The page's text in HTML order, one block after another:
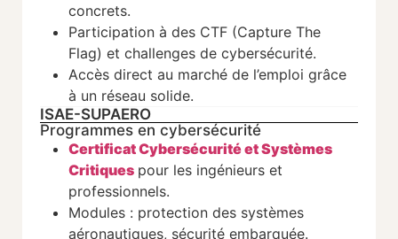
concrets.
Participation à des CTF (Capture The
Flag) et challenges de cybersécurité.
Accès direct au marché de l’emploi grâce
à un réseau solide.
ISAE-SUPAERO
Programmes en cybersécurité
Certificat Cybersécurité et Systèmes
Critiques pour les ingénieurs et
professionnels.
Modules : protection des systèmes
aéronautiques, sécurité embarquée.